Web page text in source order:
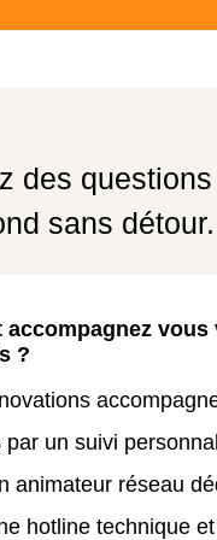
des
sans détour.
accompagnez vous
?
par un suivi
animateur réseau
hotline technique et